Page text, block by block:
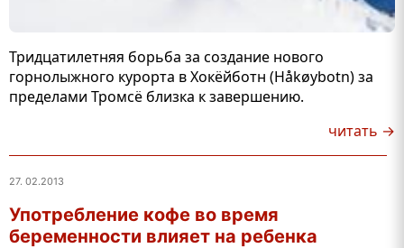
Тридцатилетняя борьба за создание нового
горнолыжного курорта в Хокёйботн (Håkøybotn) за
пределами Тромсё близка к завершению.
читать →
27. 02.2013
Употребление кофе во время
беременности влияет на ребенка